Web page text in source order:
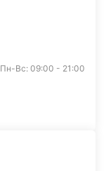
Пн-Вс: 09:00 - 21:00